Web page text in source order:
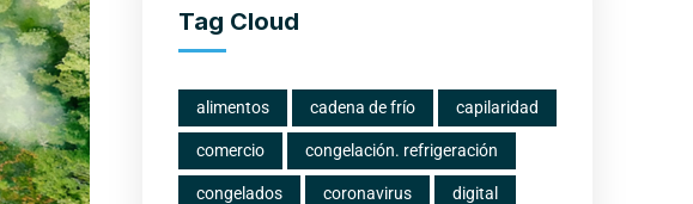
Tag Cloud
alimentos cadena de frío capilaridad
comercio congelación. refrigeración
congelados coronavirus digital